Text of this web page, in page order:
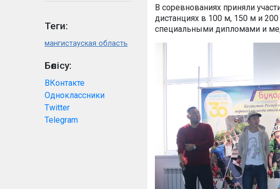
Теги:
мангистауская область
Бөлісу:
ВКонтакте
Одноклассники
Twitter
Telegram
В соревнованиях приняли
дистанциях в 100 м, 150 м и
специальными дипломами и